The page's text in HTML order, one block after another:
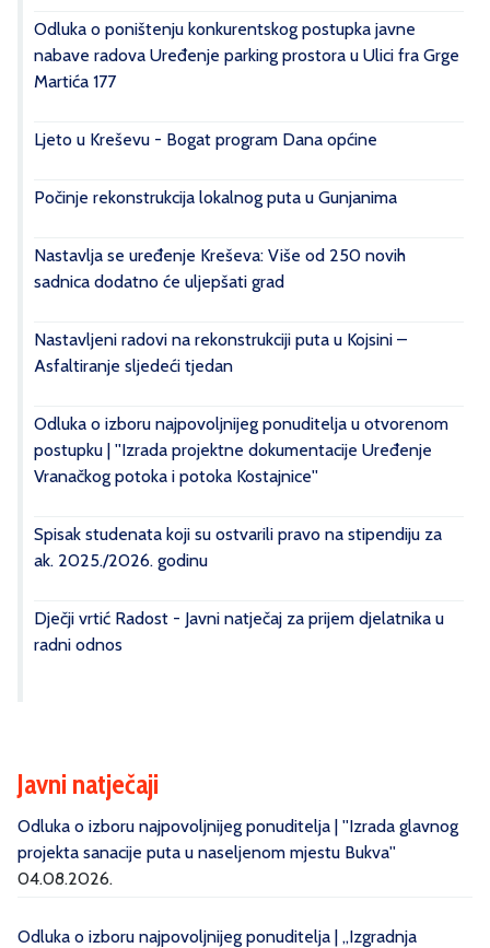
Odluka o poništenju konkurentskog postupka javne
nabave radova Uređenje parking prostora u Ulici fra Grge
Martića 177
Ljeto u Kreševu - Bogat program Dana općine
Počinje rekonstrukcija lokalnog puta u Gunjanima
Nastavlja se uređenje Kreševa: Više od 250 novih
sadnica dodatno će uljepšati grad
Nastavljeni radovi na rekonstrukciji puta u Kojsini –
Asfaltiranje sljedeći tjedan
Odluka o izboru najpovoljnijeg ponuditelja u otvorenom
postupku | ''Izrada projektne dokumentacije Uređenje
Vranačkog potoka i potoka Kostajnice''
Spisak studenata koji su ostvarili pravo na stipendiju za
ak. 2025./2026. godinu
Dječji vrtić Radost - Javni natječaj za prijem djelatnika u
radni odnos
Javni natječaji
Odluka o izboru najpovoljnijeg ponuditelja | ''Izrada glavnog
projekta sanacije puta u naseljenom mjestu Bukva''
04.08.2026.
Odluka o izboru najpovoljnijeg ponuditelja | „Izgradnja